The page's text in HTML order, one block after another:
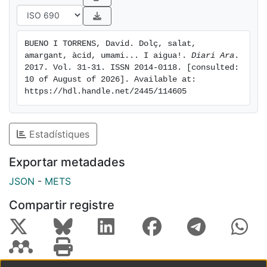
la set. [...]
BUENO I TORRENS, David. Dolç, salat,
amargant, àcid, umami... I aigua!. Diari Ara .
2017. Vol. 31-31. ISSN 2014-0118. [consulted:
10 of August of 2026]. Available at:
https://hdl.handle.net/2445/114605
Estadístiques
Exportar metadades
JSON - METS
Compartir registre